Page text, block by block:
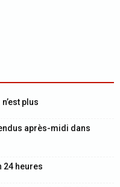
plus
après-midi dans
24 heures